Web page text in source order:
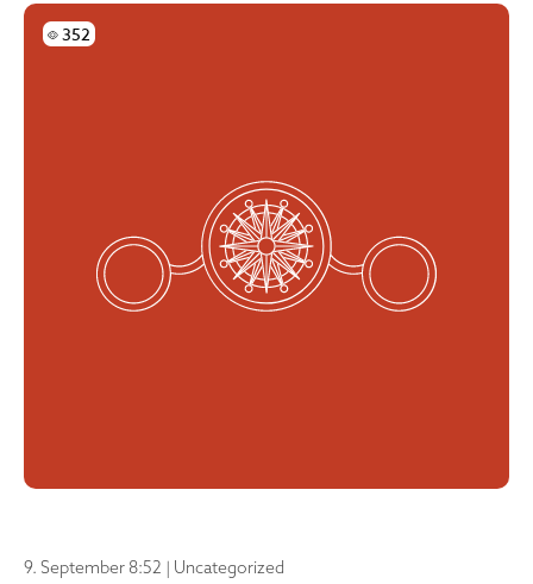
352
Skatījumi
9. September 8:52 | Uncategorized